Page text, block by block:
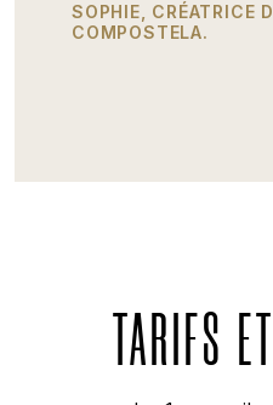
SOPHIE, CRÉATRICE
COMPOSTELA.
TARIFS